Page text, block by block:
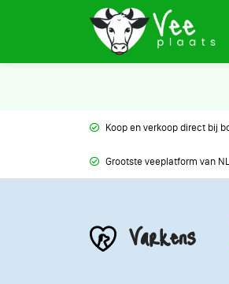
Koop en verkoop direct bij
Grootste veeplatform van NL
Varkens